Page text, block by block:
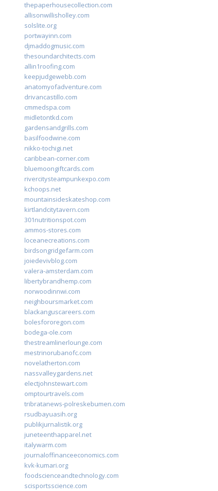
thepaperhousecollection.com
allisonwillisholley.com
solslite.org
portwayinn.com
djmaddogmusic.com
thesoundarchitects.com
allin1roofing.com
keepjudgewebb.com
anatomyofadventure.com
drivancastillo.com
cmmedspa.com
midletontkd.com
gardensandgrills.com
basilfoodwine.com
nikko-tochigi.net
caribbean-corner.com
bluemoongiftcards.com
rivercitysteampunkexpo.com
kchoops.net
mountainsideskateshop.com
kirtlandcitytavern.com
301nutritionspot.com
ammos-stores.com
loceanecreations.com
birdsongridgefarm.com
joiedevivblog.com
valera-amsterdam.com
libertybrandhemp.com
norwoodinnwi.com
neighboursmarket.com
blackanguscareers.com
bolesfororegon.com
bodega-ole.com
thestreamlinerlounge.com
mestrinorubanofc.com
novelatherton.com
nassvalleygardens.net
electjohnstewart.com
omptourtravels.com
tribratanews-polreskebumen.com
rsudbayuasih.org
publikjurnalistik.org
juneteenthapparel.net
italywarm.com
journaloffinanceeconomics.com
kvk-kumari.org
foodscienceandtechnology.com
scisportsscience.com